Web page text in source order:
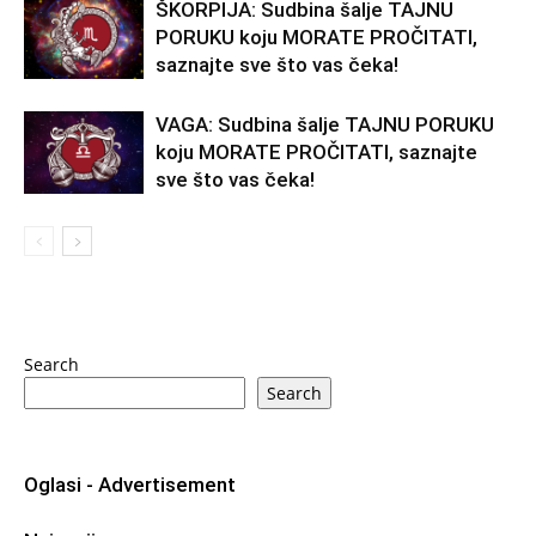
ŠKORPIJA: Sudbina šalje TAJNU
PORUKU koju MORATE PROČITATI,
saznajte sve što vas čeka!
VAGA: Sudbina šalje TAJNU PORUKU
koju MORATE PROČITATI, saznajte
sve što vas čeka!
Search
Search
Oglasi - Advertisement